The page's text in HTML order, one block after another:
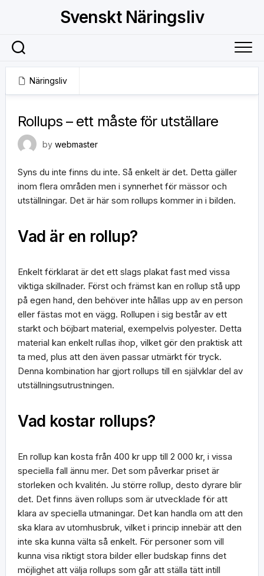
Svenskt Näringsliv
Näringsliv
Rollups – ett måste för utställare
by webmaster
Syns du inte finns du inte. Så enkelt är det. Detta gäller
inom flera områden men i synnerhet för mässor och
utställningar. Det är här som rollups kommer in i bilden.
Vad är en rollup?
Enkelt förklarat är det ett slags plakat fast med vissa
viktiga skillnader. Först och främst kan en rollup stå upp
på egen hand, den behöver inte hållas upp av en person
eller fästas mot en vägg. Rollupen i sig består av ett
starkt och böjbart material, exempelvis polyester. Detta
material kan enkelt rullas ihop, vilket gör den praktisk att
ta med, plus att den även passar utmärkt för tryck.
Denna kombination har gjort rollups till en självklar del av
utställningsutrustningen.
Vad kostar rollups?
En rollup kan kosta från 400 kr upp till 2 000 kr, i vissa
speciella fall ännu mer. Det som påverkar priset är
storleken och kvalitén. Ju större rollup, desto dyrare blir
det. Det finns även rollups som är utvecklade för att
klara av speciella utmaningar. Det kan handla om att den
ska klara av utomhusbruk, vilket i princip innebär att den
inte ska kunna välta så enkelt. För personer som vill
kunna visa riktigt stora bilder eller budskap finns det
möjlighet att välja rollups som går att ställa tätt intill